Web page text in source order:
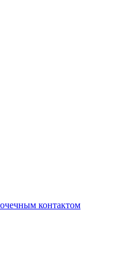
контактом